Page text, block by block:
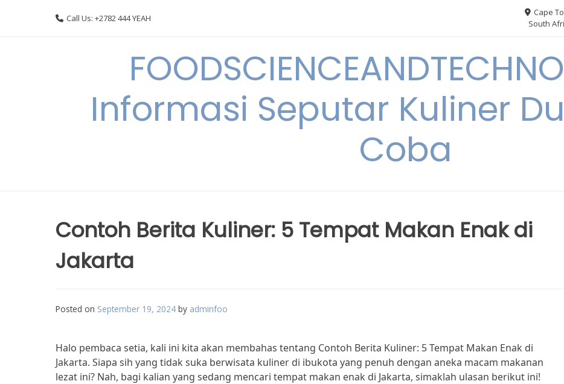
Call Us: +2782 444 YEAH
Cape
South
Informasi Seputar Kuliner
Coba
Contoh Berita Kuliner: 5 Tempat Makan Enak di
Jakarta
Posted on September 19, 2024 by adminfoo
Halo pembaca setia, kali ini kita akan membahas tentang Contoh Berita Kuliner: 5 Tempat Makan Enak di
Jakarta. Siapa sih yang tidak suka berwisata kuliner di ibukota yang penuh dengan aneka macam makanan
lezat ini? Nah, bagi kalian yang sedang mencari tempat makan enak di Jakarta, simaklah ulasan berikut ini!